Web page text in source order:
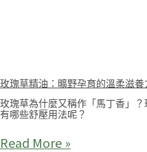
玫瑰草精油：曠野孕育的溫柔滋養
玫瑰草為什麼又稱作「馬丁香」
有哪些舒壓用法呢？
Read More »